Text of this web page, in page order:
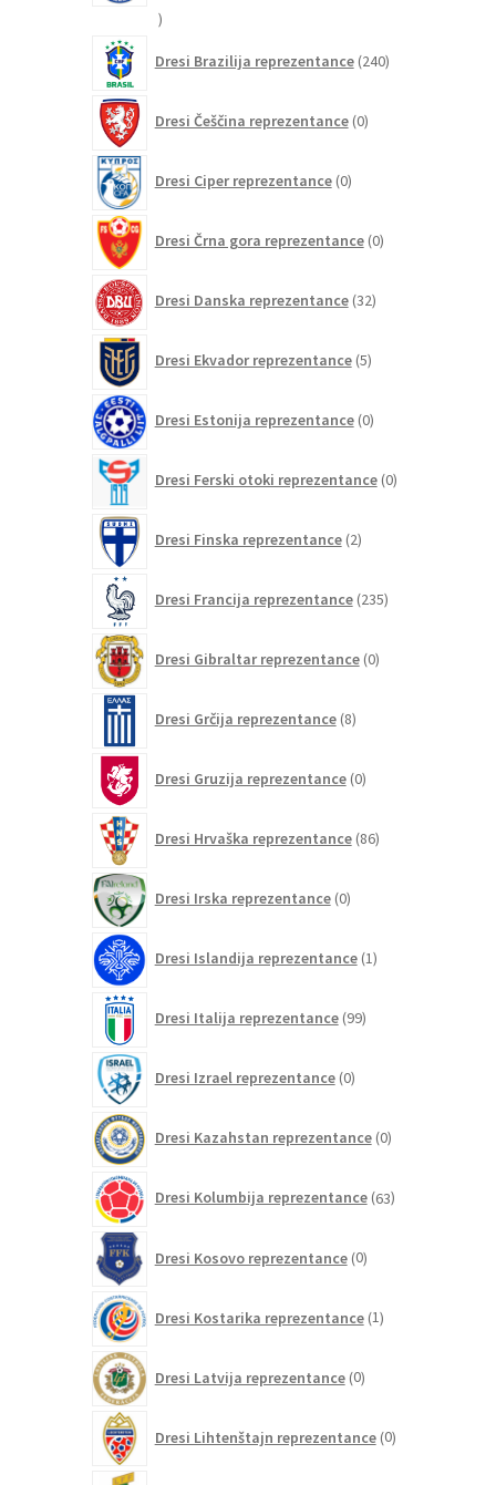
21
Dresi Brazilija reprezentance 240izdelkov
Dresi Češčina reprezentance 0izdelkov
Dresi Ciper reprezentance 0izdelkov
Dresi Črna gora reprezentance 0izdelkov
Dresi Danska reprezentance 32izdelkov
Dresi Ekvador reprezentance 5izdelkov
Dresi Estonija reprezentance 0izdelkov
Dresi Ferski otoki reprezentance 0izdelkov
Dresi Finska reprezentance 2izdelka
Dresi Francija reprezentance 235izdelkov
Dresi Gibraltar reprezentance 0izdelkov
Dresi Grčija reprezentance 8izdelkov
Dresi Gruzija reprezentance 0izdelkov
Dresi Hrvaška reprezentance 86izdelkov
Dresi Irska reprezentance 0izdelkov
Dresi Islandija reprezentance 1izdelek
Dresi Italija reprezentance 99izdelkov
Dresi Izrael reprezentance 0izdelkov
Dresi Kazahstan reprezentance 0izdelkov
Dresi Kolumbija reprezentance 63izdelkov
Dresi Kosovo reprezentance 0izdelkov
Dresi Kostarika reprezentance 1izdelek
Dresi Latvija reprezentance 0izdelkov
Dresi Lihtenštajn reprezentance 0izdelkov